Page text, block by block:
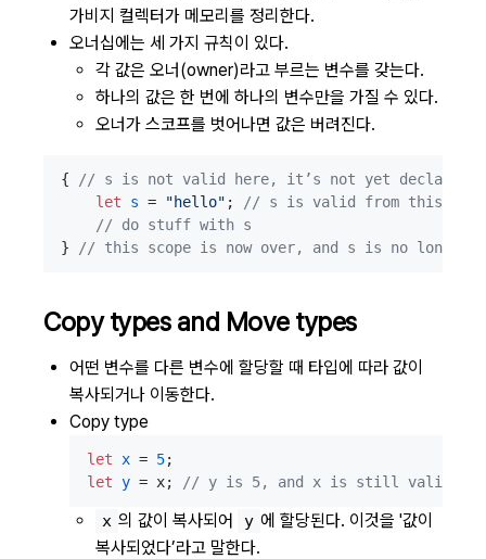
가비지 컬렉터가 메모리를 정리한다.
오너십에는 세 가지 규칙이 있다.
각 값은 오너(owner)라고 부르는 변수를 갖는다.
하나의 값은 한 번에 하나의 변수만을 가질 수 있다.
오너가 스코프를 벗어나면 값은 버려진다.
{
// s is not valid here, it’s not yet declared
let
s = "hello" ;
// s is valid from this
// do stuff with s
}
// this scope is now over, and s is no longer
Copy types and Move types
어떤 변수를 다른 변수에 할당할 때 타입에 따라 값이
복사되거나 이동한다.
Copy type
let x = 5
let y = x; // y is 5, and x is still valid
x 의 값이 복사되어 y 에 할당된다. 이것을 '값이
복사되었다’라고 말한다.